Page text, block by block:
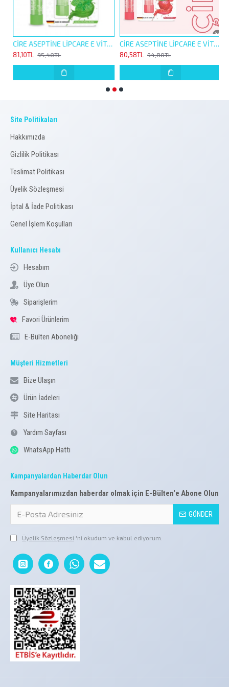
da kullanılabilir. Daha iyi bir etki için Lapitak Ayak Koku
Önleyici Krem ile birlikte kullanılması tavsiye edilir.
CİRE ASEPTİNE LİPCARE E VİTAMİNLİ 4,5G NANE DOLGUNLUK HİSSİ VEREN NEMLENDİRİCİ
81,10TL 95,40TL
CİRE ASEPTİNE LİPCARE E VİTAMİNLİ 4,5G ÇİLEK RENKLİ NEMLENDİRİCİ
80,58TL 94,80TL
Site Politikaları
Hakkımızda
Gizlilik Politikası
Teslimat Politikası
Üyelik Sözleşmesi
İptal & İade Politikası
Genel İşlem Koşulları
Kullanıcı Hesabı
Hesabım
Üye Olun
Siparişlerim
Favori Ürünlerim
E-Bülten Aboneliği
Müşteri Hizmetleri
Bize Ulaşın
Ürün İadeleri
Site Haritası
Yardım Sayfası
WhatsApp Hattı
Kampanyalardan Haberdar Olun
Kampanyalarımızdan haberdar olmak için E-Bülten'e Abone Olun
GÖNDER
Üyelik Sözleşmesi 'ni okudum ve kabul ediyorum.